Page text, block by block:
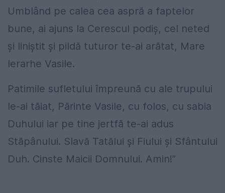
Umblând pe calea cea aspră a faptelor
bune, ai ajuns la Cerescul podiş, cel neted
şi liniştit şi pildă tuturor te-ai arătat, Mare
Ierarhe Vasile.
Patimile sufletului împreună cu ale trupului
le-ai tăiat, Părinte Vasile, cu folos, cu sabia
Duhului iar pe tine jertfă te-ai adus
Stăpânului. Slavă Tatălui şi Fiului şi Sfântului
Duh. Cinste Maicii Domnului. Amin!”